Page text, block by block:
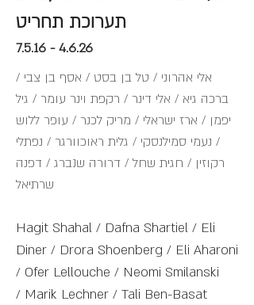
תערוכת תחריט
7.5.16 - 4.6.26
אלי אהרוני / טל בן בסט / אסף בן צבי /
ברכה גיא / אלי דינר / רקפת וינר עומר / גיל
יפמן / ארז ישראלי / מריק לכנר / עופר ללוש
/ נעמי סמילנסקי / גלית ראוכוורגר / נפתלי
רקוזין / חגית שחל / דרורה שנברג / דפנה
שרתיאל
Hagit Shahal / Dafna Shartiel / Eli
Diner / Drora Shoenberg / Eli Aharoni
/ Ofer Lellouche / Neomi Smilanski
/ Marik Lechner / Tali Ben-Basat